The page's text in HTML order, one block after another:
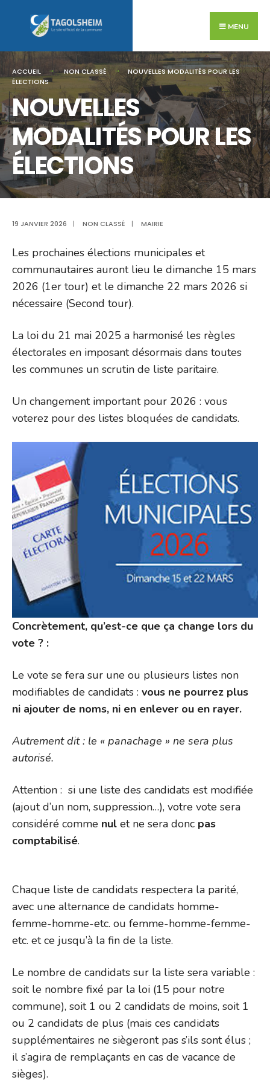
MENU
ACCUEIL NON CLASSÉ
NOUVELLES MODALITÉS POUR LES
ÉLECTIONS
NOUVELLES
MODALITÉS POUR LES
ÉLECTIONS
19 JANVIER 2026 | NON CLASSÉ | MAIRIE
Les prochaines élections municipales et
communautaires auront lieu le dimanche 15 mars
2026 (1er tour) et le dimanche 22 mars 2026 si
nécessaire (Second tour).
La loi du 21 mai 2025 a harmonisé les règles
électorales en imposant désormais dans toutes
les communes un scrutin de liste paritaire.
Un changement important pour 2026 : vous
voterez pour des listes bloquées de candidats.
Concrètement, qu’est-ce que ça change lors du
vote ? :
Le vote se fera sur une ou plusieurs listes non
modifiables de candidats : vous ne pourrez plus
ni ajouter de noms, ni en enlever ou en rayer.
Autrement dit : le « panachage » ne sera plus
autorisé.
Attention : si une liste des candidats est modifiée
(ajout d’un nom, suppression…), votre vote sera
considéré comme nul et ne sera donc pas
comptabilisé.
Chaque liste de candidats respectera la parité,
avec une alternance de candidats homme-
femme-homme-etc. ou femme-homme-femme-
etc. et ce jusqu’à la fin de la liste.
Le nombre de candidats sur la liste sera variable :
soit le nombre fixé par la loi (15 pour notre
commune), soit 1 ou 2 candidats de moins, soit 1
ou 2 candidats de plus (mais ces candidats
supplémentaires ne siègeront pas s’ils sont élus ;
il s’agira de remplaçants en cas de vacance de
sièges).
for: